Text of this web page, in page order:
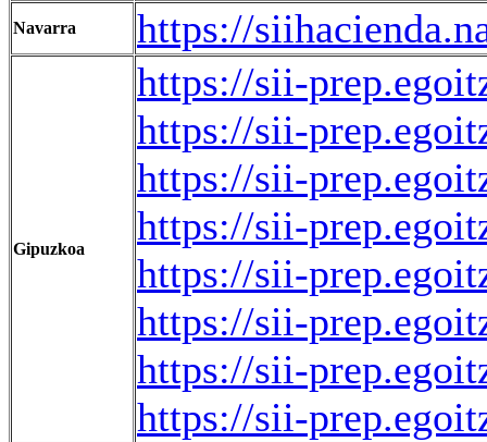
Navarra https://
Gipuzkoa
https://sii-
https://sii-
https://sii-
https://sii-
https://sii-
https://sii-
https://sii-
https://sii-